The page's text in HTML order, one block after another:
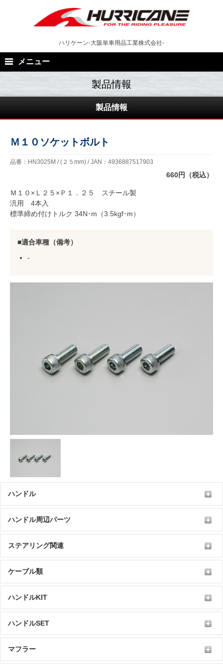
ハリケーン-大阪単車用品工業株式会社-
メニュー
製品情報
Ｍ１０ソケットボルト
品番：HN3025M / (２５mm) / JAN：4936887517903
660円（税込）
Ｍ１０×Ｌ２５×Ｐ１．２５ スチール製
汎用 4本入
標準締め付けトルク 34N･m（3.5kgf･m）
適合車種（備考）
-
ハンドル
ハンドル周辺パーツ
ステアリング関連
ケーブル類
ハンドルKIT
ハンドルSET
マフラー